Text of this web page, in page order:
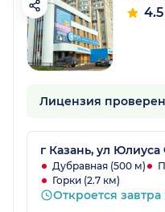
4.5
Лицензия
г Казань, ул
Дубравная (500 м)
Горки (2.7 км)
Откроется завтра